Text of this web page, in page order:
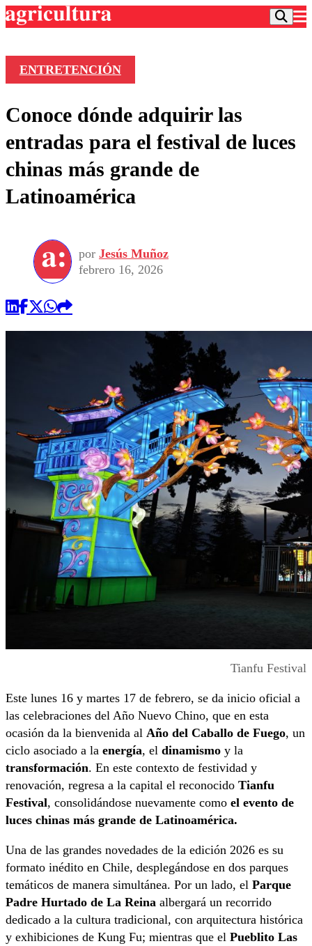
Frecuencias
Agricultura TV
Deportes
Colo Colo
Motor
Torneo Internacional
Torneo Nacional
Entretención
Noticias
Internacional
Nacional
Vida Social
Programas
Comercial
ENTRETENCIÓN
Conoce dónde adquirir las
entradas para el festival de luces
chinas más grande de
Latinoamérica
por Jesús Muñoz
febrero 16, 2026
Tianfu Festival
Este lunes 16 y martes 17 de febrero, se da inicio oficial a
las celebraciones del Año Nuevo Chino, que en esta
ocasión da la bienvenida al Año del Caballo de Fuego, un
ciclo asociado a la energía, el dinamismo y la
transformación. En este contexto de festividad y
renovación, regresa a la capital el reconocido Tianfu
Festival, consolidándose nuevamente como el evento de
luces chinas más grande de Latinoamérica.
Una de las grandes novedades de la edición 2026 es su
formato inédito en Chile, desplegándose en dos parques
temáticos de manera simultánea. Por un lado, el Parque
Padre Hurtado de La Reina albergará un recorrido
dedicado a la cultura tradicional, con arquitectura histórica
y exhibiciones de Kung Fu; mientras que el Pueblito Las